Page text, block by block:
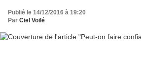
Publié le 14/12/2016 à 19:20
Par Ciel Voilé